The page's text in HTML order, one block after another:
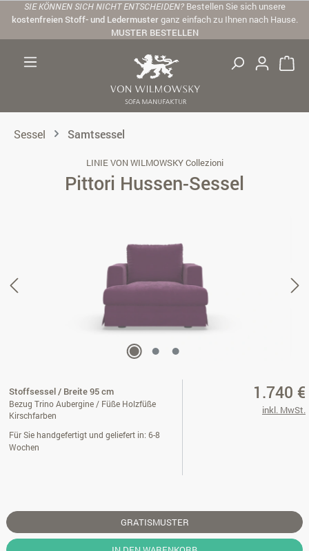
Zum Hauptinhalt springen
SIE KÖNNEN SICH NICHT ENTSCHEIDEN? Bestellen Sie sich unsere
kostenfreien Stoff- und Ledermusterganz einfach zu Ihnen nach Hause.
MUSTER BESTELLEN
Sessel Samtsessel
LINIE VON WILMOWSKY Collezioni
Pittori Hussen-Sessel
Stoffsessel / Breite 95 cm
Bezug Trino Aubergine / Füße Holzfüße
Kirschfarben
Für Sie handgefertigt und geliefert in: 6-8
Wochen
1.740 €
inkl. MwSt.
GRATISMUSTER